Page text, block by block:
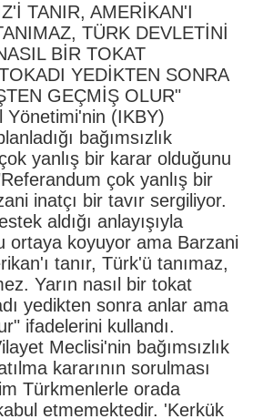
TANIR, AMERİKAN'I
TÜRK DEVLETİNİ
BİR TOKAT
YEDİKTEN SONRA
GEÇMİŞ OLUR"
Yönetimi'nin (IKBY)
bağımsızlık
yanlış bir karar olduğunu
çok yanlış bir
inatçı bir tavır sergiliyor.
aldığı anlayışıyla
ortaya koyuyor ama Barzani
tanır, Türk'ü tanımaz,
Yarın nasıl bir tokat
yedikten sonra anlar ama
ifadelerini kullandı.
Meclisi'nin bağımsızlık
kararının sorulması
Türkmenlerle orada
etmemektedir. 'Kerkük